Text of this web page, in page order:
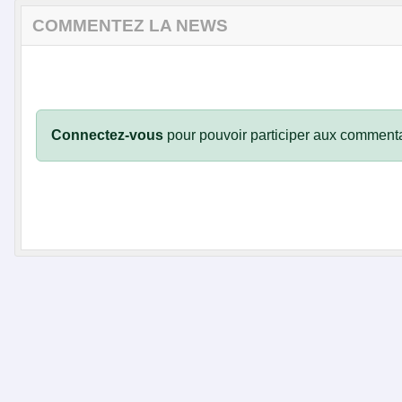
COMMENTEZ LA NEWS
Connectez-vous pour pouvoir participer aux